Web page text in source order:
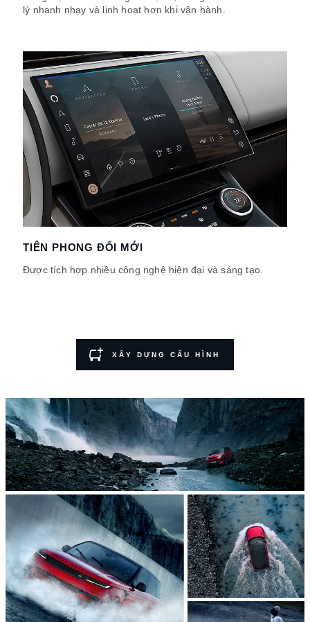
lý nhanh nhạy và linh hoạt hơn khi vận hành.
TIÊN PHONG ĐỔI MỚI
Được tích hợp nhiều công nghệ hiện đại và sáng tạo.
XÂY DỰNG CẤU HÌNH